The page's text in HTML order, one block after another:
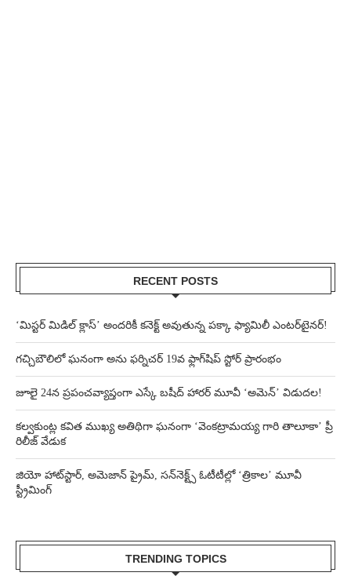
RECENT POSTS
‘మిస్టర్ మిడిల్ క్లాస్’ అందరికీ కనెక్ట్ అవుతున్న పక్కా ఫ్యామిలీ ఎంటర్‌టైనర్!
గచ్చిబౌలిలో ఘనంగా అను ఫర్నిచర్ 19వ ఫ్లాగ్‌షిప్ స్టోర్ ప్రారంభం
జూలై 24న ప్రపంచవ్యాప్తంగా ఎస్కే బషీద్‌ హారర్ మూవీ ‘అమెన్’ విడుదల!
కల్వకుంట్ల కవిత ముఖ్య అతిథిగా ఘనంగా ‘వెంకట్రామయ్య గారి తాలూకా’ ప్రీ
రిలీజ్ వేడుక
జియో హాట్‌స్టార్, అమెజాన్ ప్రైమ్, సన్‌నెక్ట్స్ ఓటీటీల్లో ‘త్రికాల’ మూవీ
స్ట్రీమింగ్
TRENDING TOPICS